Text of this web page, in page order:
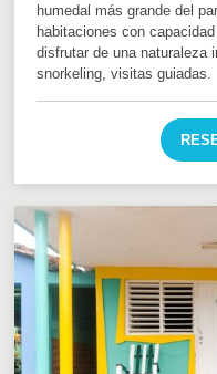
humedal más grande del
habitaciones con
disfrutar de una naturaleza
snorkeling, visitas guiadas.